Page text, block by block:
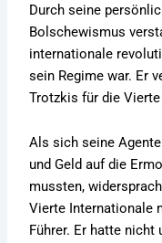
Durch seine
Bolschewismus
internationale
sein Regime war. Er
Trotzkis für die
Als sich seine
und Geld auf die
mussten,
Vierte Internationale
Führer. Er hatte nicht